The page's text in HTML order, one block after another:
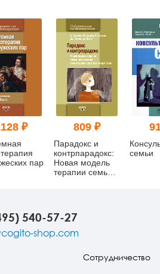
₽
пар
809 ₽
Парадокс и
контрпарадокс:
Новая модель
терапии семьи
семьи
540-57-27
shop.com
Сотрудничество